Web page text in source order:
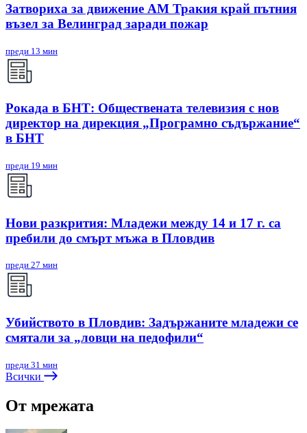
Затвориха за движение АМ Тракия край пътния
възел за Велинград заради пожар
преди 13 мин
Рокада в БНТ: Обществената телевизия с нов
директор на дирекция „Програмно съдържание“
в БНТ
преди 19 мин
Нови разкрития: Младежи между 14 и 17 г. са
пребили до смърт мъжа в Пловдив
преди 27 мин
Убийството в Пловдив: Задържаните младежи се
смятали за „ловци на педофили“
преди 31 мин
Всички
От мрежата